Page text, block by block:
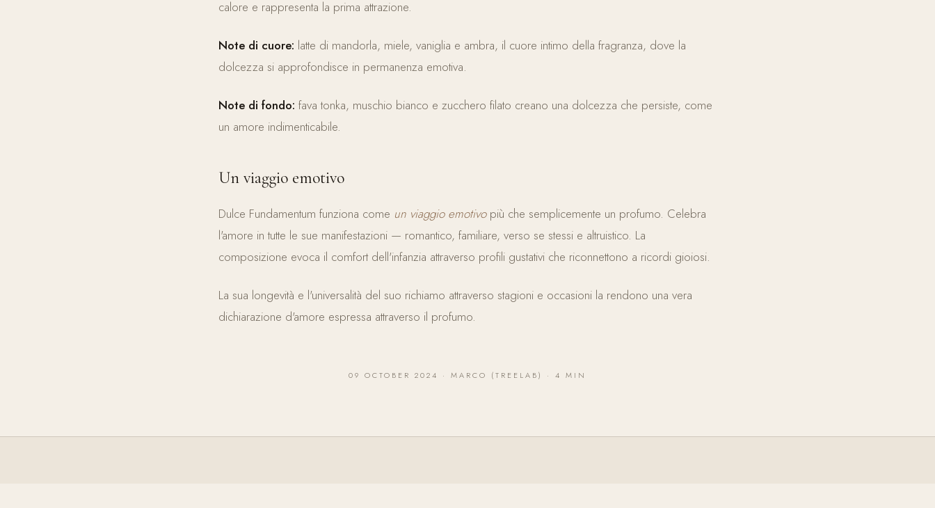
calore e rappresenta la prima attrazione.
Note di cuore: latte di mandorla, miele, vaniglia e ambra, il cuore intimo della fragranza, dove la
dolcezza si approfondisce in permanenza emotiva.
Note di fondo: fava tonka, muschio bianco e zucchero filato creano una dolcezza che persiste, come
un amore indimenticabile.
Un viaggio emotivo
Dulce Fundamentum funziona come un viaggio emotivopiù che semplicemente un profumo. Celebra
l'amore in tutte le sue manifestazioni — romantico, familiare, verso se stessi e altruistico. La
composizione evoca il comfort dell'infanzia attraverso profili gustativi che riconnettono a ricordi gioiosi.
La sua longevità e l'universalità del suo richiamo attraverso stagioni e occasioni la rendono una vera
dichiarazione d'amore espressa attraverso il profumo.
09 OCTOBER 2024 · MARCO (TREELAB) · 4 MIN